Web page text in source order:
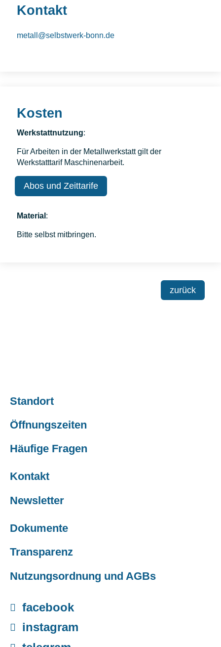
Kontakt
metall@selbstwerk-bonn.de
Kosten
Werkstattnutzung:
Für Arbeiten in der Metallwerkstatt gilt der
Werkstatttarif Maschinenarbeit.
Abos und Zeittarife
Material :
Bitte selbst mitbringen.
zurück
Standort
Öffnungszeiten
Häufige Fragen
Kontakt
Newsletter
Dokumente
Transparenz
Nutzungsordnung und AGBs
 facebook
 instagram